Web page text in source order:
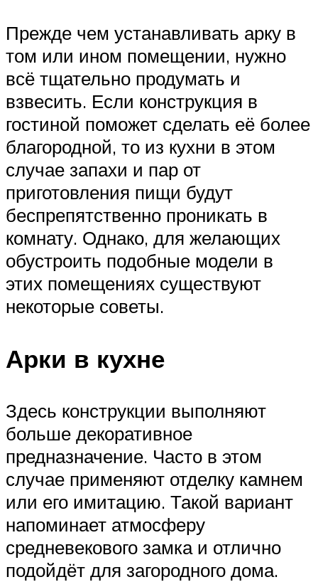
Прежде чем устанавливать арку в
том или ином помещении, нужно
всё тщательно продумать и
взвесить. Если конструкция в
гостиной поможет сделать её более
благородной, то из кухни в этом
случае запахи и пар от
приготовления пищи будут
беспрепятственно проникать в
комнату. Однако, для желающих
обустроить подобные модели в
этих помещениях существуют
некоторые советы.
Арки в кухне
Здесь конструкции выполняют
больше декоративное
предназначение. Часто в этом
случае применяют отделку камнем
или его имитацию. Такой вариант
напоминает атмосферу
средневекового замка и отлично
подойдёт для загородного дома.